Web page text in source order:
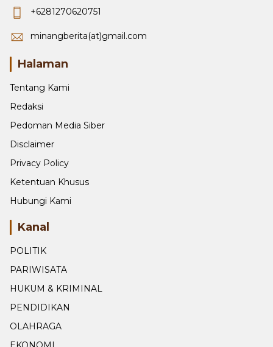
Tentang Kami
Redaksi
Pedoman Media Siber
Disclaimer
Privacy Policy
Ketentuan Khusus
Hubungi Kami
POLITIK
PARIWISATA
HUKUM & KRIMINAL
PENDIDIKAN
OLAHRAGA
EKONOMI